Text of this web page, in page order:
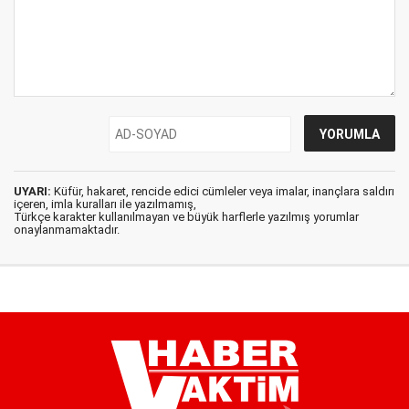
UYARI: Küfür, hakaret, rencide edici cümleler veya imalar, inançlara saldırı
içeren, imla kuralları ile yazılmamış,
Türkçe karakter kullanılmayan ve büyük harflerle yazılmış yorumlar
onaylanmamaktadır.